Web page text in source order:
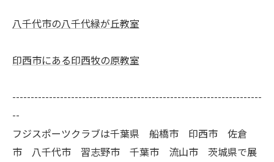
八千代市の八千代緑が丘教室
印西市にある印西牧の原教室
--------------------------------------------------------------------
--
フジスポーツクラブは千葉県 船橋市 印西市 佐倉
市 八千代市 習志野市 千葉市 流山市 茨城県で展